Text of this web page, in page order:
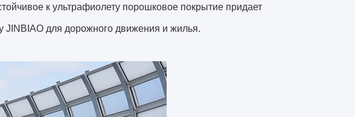
к ультрафиолету порошковое покрытие придает
JINBIAO для дорожного движения и жилья.